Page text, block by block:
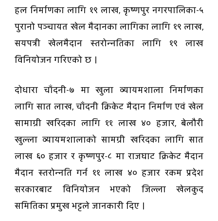
हल निर्माणका लागि १९ लाख, कृष्णपुर नगरपालिका-५
पुरानो पञ्चायत खेल मैदानका लागिका लागि १९ लाख,
सयपत्री खेलमैदान स्तरोन्नतिका लागि १९ लाख
विनियोजन गरिएको छ ।
दोधारा चाँदनी-७ मा खुला व्यायमशाला निर्माणका
लागि सात लाख, चाँदनी क्रिकेट मैदान निर्माण एवं खेल
सामाग्री खरिदका लागि ११ लाख ४० हजार, बेलौरी
खुल्ला व्यायमशालाको सामग्री खरिदका लागि सात
लाख ६० हजार र कृष्णपुर-८ मा राजघाट क्रिकेट मैदान
मैदान स्तरोन्नति गर्न ११ लाख ४० हजार रकम प्रदेश
सरकारबाट विनियोजन भएको जिल्ला खेलकुद
समितिका प्रमुख भट्टले जानकारी दिए ।